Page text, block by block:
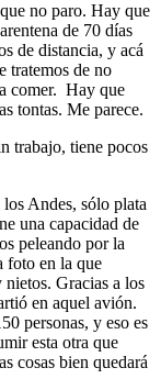
no paro. Hay que
de 70 días
de distancia, y acá
tratemos de no
comer. Hay que
tontas. Me parece.
trabajo, tiene pocos
Andes, sólo plata
una capacidad de
peleando por la
foto en la que
nietos. Gracias a los
en aquel avión.
personas, y eso es
esta otra que
cosas bien quedará